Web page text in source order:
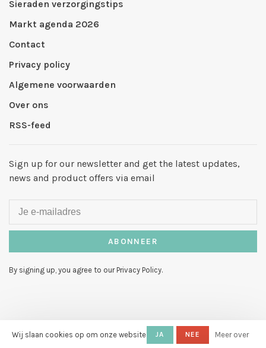
Sieraden verzorgingstips
Markt agenda 2026
Contact
Privacy policy
Algemene voorwaarden
Over ons
RSS-feed
Sign up for our newsletter and get the latest updates,
news and product offers via email
ABONNEER
By signing up, you agree to our Privacy Policy.
© Copyright 2026 Hello My Love-
Wij slaan cookies op om onze website JA NEE Meer over